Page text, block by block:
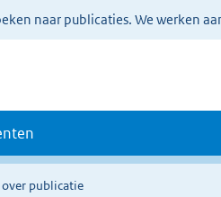
naar publicaties. We werken
publicatie